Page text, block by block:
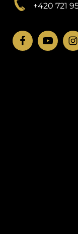
+420 721